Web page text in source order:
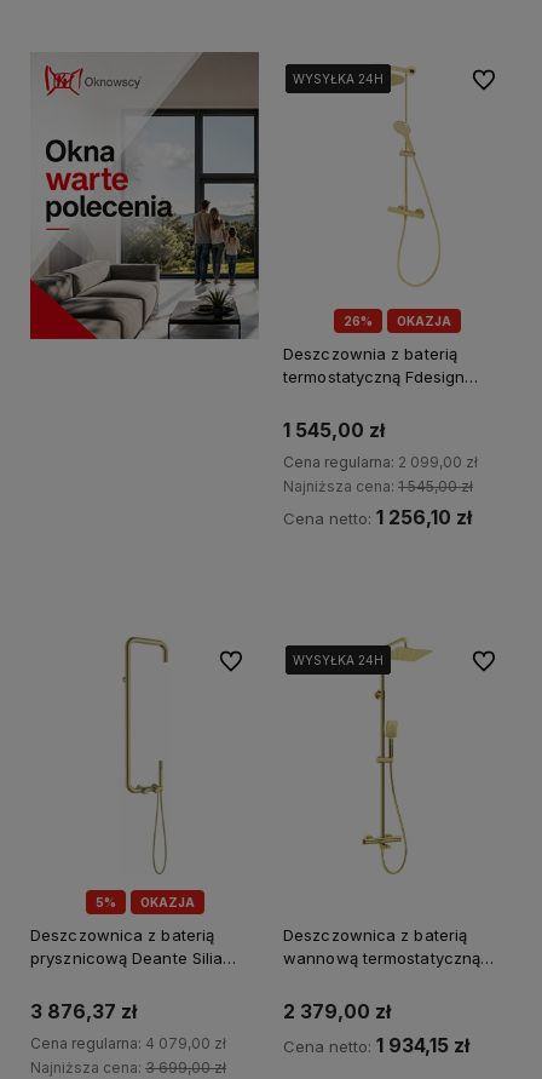
26% OKAZJA
WYSYŁKA 24H
WYSYŁKA 24H
WYSYŁKA 24H
WYSYŁKA 24H
Deszczownia z baterią
termostatyczną Fdesign
1 545,00 zł
Cena regularna: 2 099,00 zł
Najniższa cena: 1 545,00 zł
Cena netto: 1 256,10 zł
Do
5% OKAZJA
Deszczownica z baterią
prysznicową Deante Silia
3 876,37 zł
Cena regularna: 4 079,00 zł
Najniższa cena: 3 699,00 zł
Do ulubionychWYSYŁKA 24H
WYSYŁKA 24H
WYSYŁKA 24H
WYSYŁKA 24H
Deszczownica z baterią
wannową termostatyczną
2 379,00 zł
Cena netto: 1 934,15 zł
Do